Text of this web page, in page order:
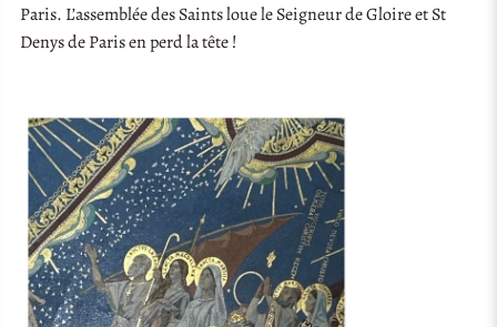
Paris. L’assemblée des Saints loue le Seigneur de Gloire et St
Denys de Paris en perd la tête !